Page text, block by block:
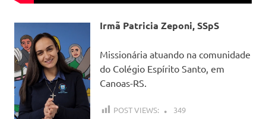
Irmã Patricia Zeponi, SSpS
Missionária atuando na comunidade
do Colégio Espírito Santo, em
Canoas-RS.
POST VIEWS: 349